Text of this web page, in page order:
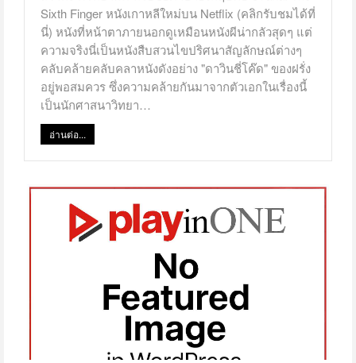
Sixth Finger หนังเกาหลีใหม่บน Netflix (คลิกรับชมได้ที่
นี่) หนังที่หน้าตาภายนอกดูเหมือนหนังผีน่ากลัวสุดๆ แต่
ความจริงนี่เป็นหนังสืบสวนไขปริศนาสัญลักษณ์ต่างๆ
คลับคล้ายคลับคลาหนังดังอย่าง "ดาวินชี่โค๊ด" ของฝรั่ง
อยู่พอสมควร ซึ่งความคล้ายกันมาจากตัวเอกในเรื่องนี้
เป็นนักศาสนาวิทยา…
อ่านต่อ...